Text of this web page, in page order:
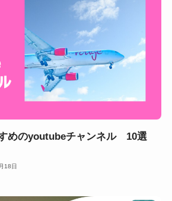
めのyoutubeチャンネル 10選
18日